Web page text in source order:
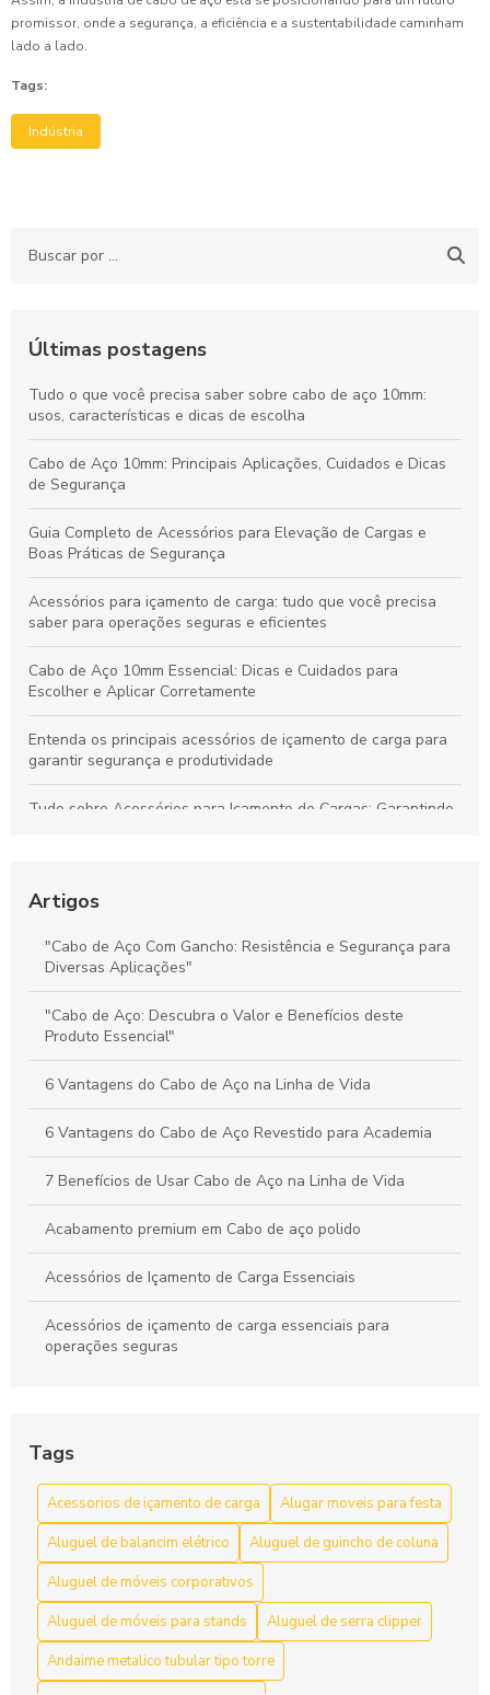
promissor, onde a segurança, a eficiência e a sustentabilidade caminham
lado a lado.
Tags:
Indústria
Últimas postagens
Tudo o que você precisa saber sobre cabo de aço 10mm:
usos, características e dicas de escolha
Cabo de Aço 10mm: Principais Aplicações, Cuidados e Dicas
de Segurança
Guia Completo de Acessórios para Elevação de Cargas e
Boas Práticas de Segurança
Acessórios para içamento de carga: tudo que você precisa
saber para operações seguras e eficientes
Cabo de Aço 10mm Essencial: Dicas e Cuidados para
Escolher e Aplicar Corretamente
Entenda os principais acessórios de içamento de carga para
garantir segurança e produtividade
Tudo sobre Acessórios para Içamento de Cargas: Garantindo
Saber para Escolher Corretamente
Preço e Qualidade do Cabo de Aço para Elevadores: Guia
Completo para Escolha Inteligente
Valor dos Cabos de Aço: Influência na Segurança e Eficiência
na Movimentação de Cargas
Artigos
"Cabo de Aço Com Gancho: Resistência e Segurança para
Diversas Aplicações"
"Cabo de Aço: Descubra o Valor e Benefícios deste
Produto Essencial"
6 Vantagens do Cabo de Aço na Linha de Vida
6 Vantagens do Cabo de Aço Revestido para Academia
7 Benefícios de Usar Cabo de Aço na Linha de Vida
Acabamento premium em Cabo de aço polido
Acessórios de Içamento de Carga Essenciais
Acessórios de içamento de carga essenciais para
operações seguras
Acessórios de Içamento de Carga: Guia Completo
Acessórios de Içamento de Carga: Guia Completo para
Escolher o Ideal
Acessórios de içamento de carga: segurança e resistência
Acessórios de Içamento de Carga: Tudo Que Você Precisa
Saber
Tags
Acessorios de içamento de carga
Alugar moveis para festa
Aluguel de balancim elétrico
Aluguel de guincho de coluna
Aluguel de móveis corporativos
Aluguel de móveis para stands
Aluguel de serra clipper
Andaime metalico tubular tipo torre